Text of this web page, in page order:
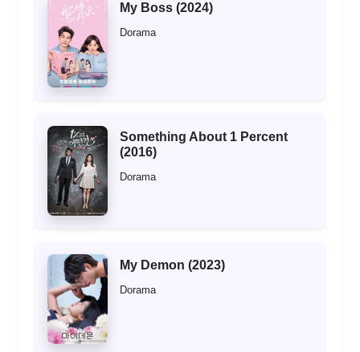
My Boss (2024)
Dorama
Something About 1 Percent
(2016)
Dorama
My Demon (2023)
Dorama